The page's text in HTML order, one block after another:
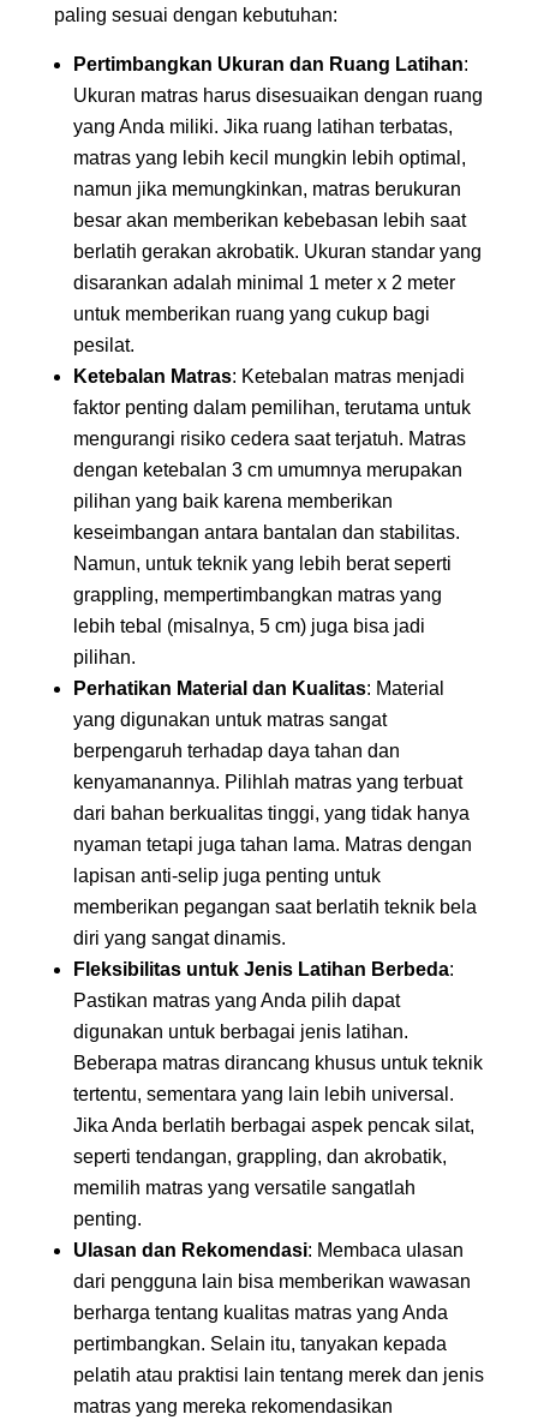
paling sesuai dengan kebutuhan:
Pertimbangkan Ukuran dan Ruang Latihan:
Ukuran matras harus disesuaikan dengan ruang
yang Anda miliki. Jika ruang latihan terbatas,
matras yang lebih kecil mungkin lebih optimal,
namun jika memungkinkan, matras berukuran
besar akan memberikan kebebasan lebih saat
berlatih gerakan akrobatik. Ukuran standar yang
disarankan adalah minimal 1 meter x 2 meter
untuk memberikan ruang yang cukup bagi
pesilat.
Ketebalan Matras: Ketebalan matras menjadi
faktor penting dalam pemilihan, terutama untuk
mengurangi risiko cedera saat terjatuh. Matras
dengan ketebalan 3 cm umumnya merupakan
pilihan yang baik karena memberikan
keseimbangan antara bantalan dan stabilitas.
Namun, untuk teknik yang lebih berat seperti
grappling, mempertimbangkan matras yang
lebih tebal (misalnya, 5 cm) juga bisa jadi
pilihan.
Perhatikan Material dan Kualitas: Material
yang digunakan untuk matras sangat
berpengaruh terhadap daya tahan dan
kenyamanannya. Pilihlah matras yang terbuat
dari bahan berkualitas tinggi, yang tidak hanya
nyaman tetapi juga tahan lama. Matras dengan
lapisan anti-selip juga penting untuk
memberikan pegangan saat berlatih teknik bela
diri yang sangat dinamis.
Fleksibilitas untuk Jenis Latihan Berbeda:
Pastikan matras yang Anda pilih dapat
digunakan untuk berbagai jenis latihan.
Beberapa matras dirancang khusus untuk teknik
tertentu, sementara yang lain lebih universal.
Jika Anda berlatih berbagai aspek pencak silat,
seperti tendangan, grappling, dan akrobatik,
memilih matras yang versatile sangatlah
penting.
Ulasan dan Rekomendasi: Membaca ulasan
dari pengguna lain bisa memberikan wawasan
berharga tentang kualitas matras yang Anda
pertimbangkan. Selain itu, tanyakan kepada
pelatih atau praktisi lain tentang merek dan jenis
matras yang mereka rekomendasikan